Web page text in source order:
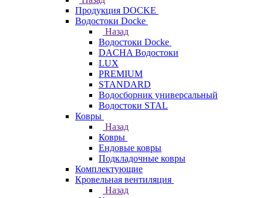
Продукция DOCKE
Водостоки Docke
Назад
Водостоки Docke
DACHA Водостоки
LUX
PREMIUM
STANDARD
Водосборник универсальный
Водостоки STAL
Ковры
Назад
Ковры
Ендовые ковры
Подкладочные ковры
Комплектующие
Кровельная вентиляция
Назад